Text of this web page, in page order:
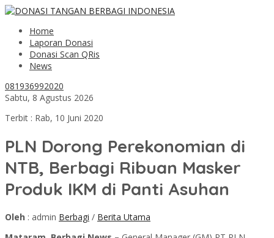
Home
Laporan Donasi
Donasi Scan QRis
News
081936992020
Sabtu, 8 Agustus 2026
Terbit : Rab, 10 Juni 2020
PLN Dorong Perekonomian di
NTB, Berbagi Ribuan Masker
Produk IKM di Panti Asuhan
Oleh : admin Berbagi / Berita Utama